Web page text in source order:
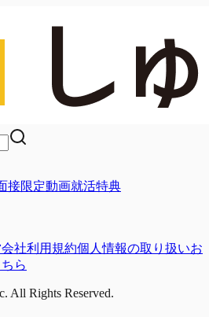
接限定動画就活特典
社利用規約個人情報の取り扱いお
ら
All Rights Reserved.